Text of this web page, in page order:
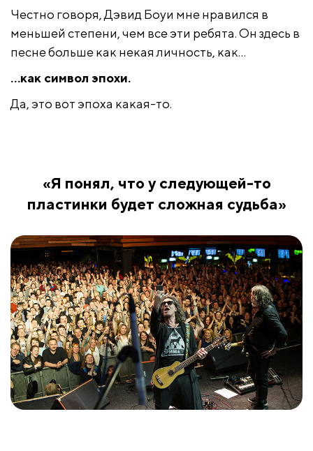
Честно говоря, Дэвид Боуи мне нравился в
меньшей степени, чем все эти ребята. Он здесь в
песне больше как некая личность, как…
…как символ эпохи.
Да, это вот эпоха какая-то.
«Я понял, что у следующей-то
пластинки будет сложная судьба»